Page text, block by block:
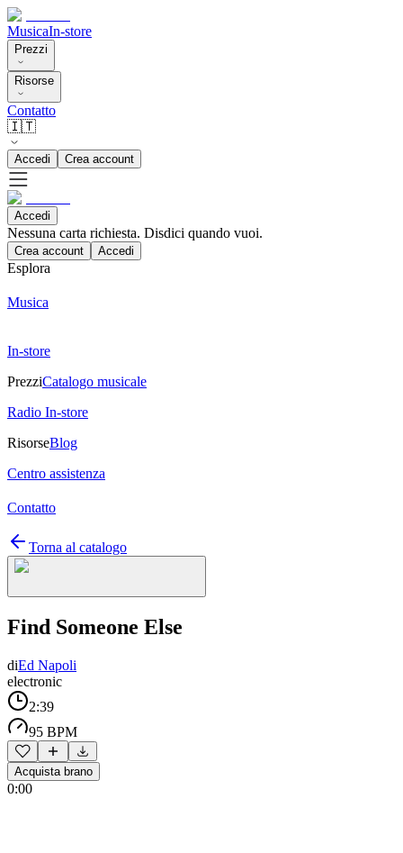
MusicaIn-store
Prezzi
Risorse
Contatto
🇮🇹
Accedi Crea account
Accedi
Nessuna carta richiesta. Disdici quando vuoi.
Crea account Accedi
Esplora
Musica
In-store
PrezziCatalogo musicale
Radio In-store
RisorseBlog
Centro assistenza
Contatto
Torna al catalogo
Find Someone Else
diEd Napoli
electronic
2:39
95 BPM
Acquista brano
0:00